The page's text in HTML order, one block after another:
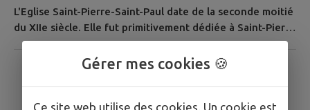
L'Eglise Saint-Pierre-Saint-Paul date de la seconde moitié
du XIIe siècle. Elle fut primitivement dédiée à Saint-Pierre
seul. Ce n'est vraisemblablement qu'au début du XVIIIe
siècle (1724) que fut adjoint au vocable de Saint-Pierre,
liée à celle de la ville, et nul doute que les attaques et les
sièges auxquels elle a été en butte...
Gérer mes cookies 🍪
Ce site web utilise des cookies. Un cookie est